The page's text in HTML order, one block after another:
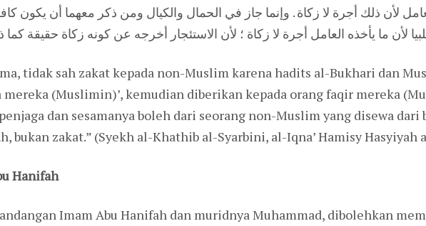
لأن ذلك أجرة لا زكاة . وإنما جاز في الحمال والكيال ومن ذكر معهما أن يكون
لأن ما يأخذه العامل أجرة لا زكاة ؛ لأن الاستئجار أخرجه عن كونه زكاة حقيقة
tidak sah zakat kepada non-Muslim karena hadits al-Bukhari dan
mereka (Muslimin)’, kemudian diberikan kepada orang faqir mereka
dan sesamanya boleh dari seorang non-Muslim yang disewa
bukan zakat.” (Syekh al-Khathib al-Syarbini, al-Iqna’ Hamisy
Hanifah
Imam Abu Hanifah dan muridnya Muhammad, dibolehkan